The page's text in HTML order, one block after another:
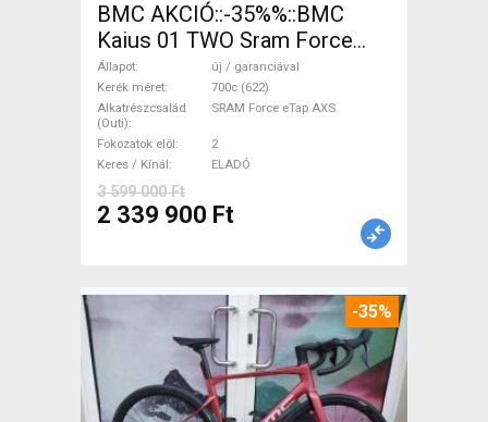
BMC AKCIÓ::-35%%::BMC
Kaius 01 TWO Sram Force
eTap(54 Gravel / CX SRAM
Force eTap AXS tárcsafék új /
garanciával ELADÓ
Állapot
új / garanciával
Kerék méret
700c (622)
Alkatrészcsalád
(Outi)
SRAM Force eTap AXS
Fokozatok elöl
2
Keres / Kínál
ELADÓ
3 599 000 Ft
2 339 900 Ft
-35%